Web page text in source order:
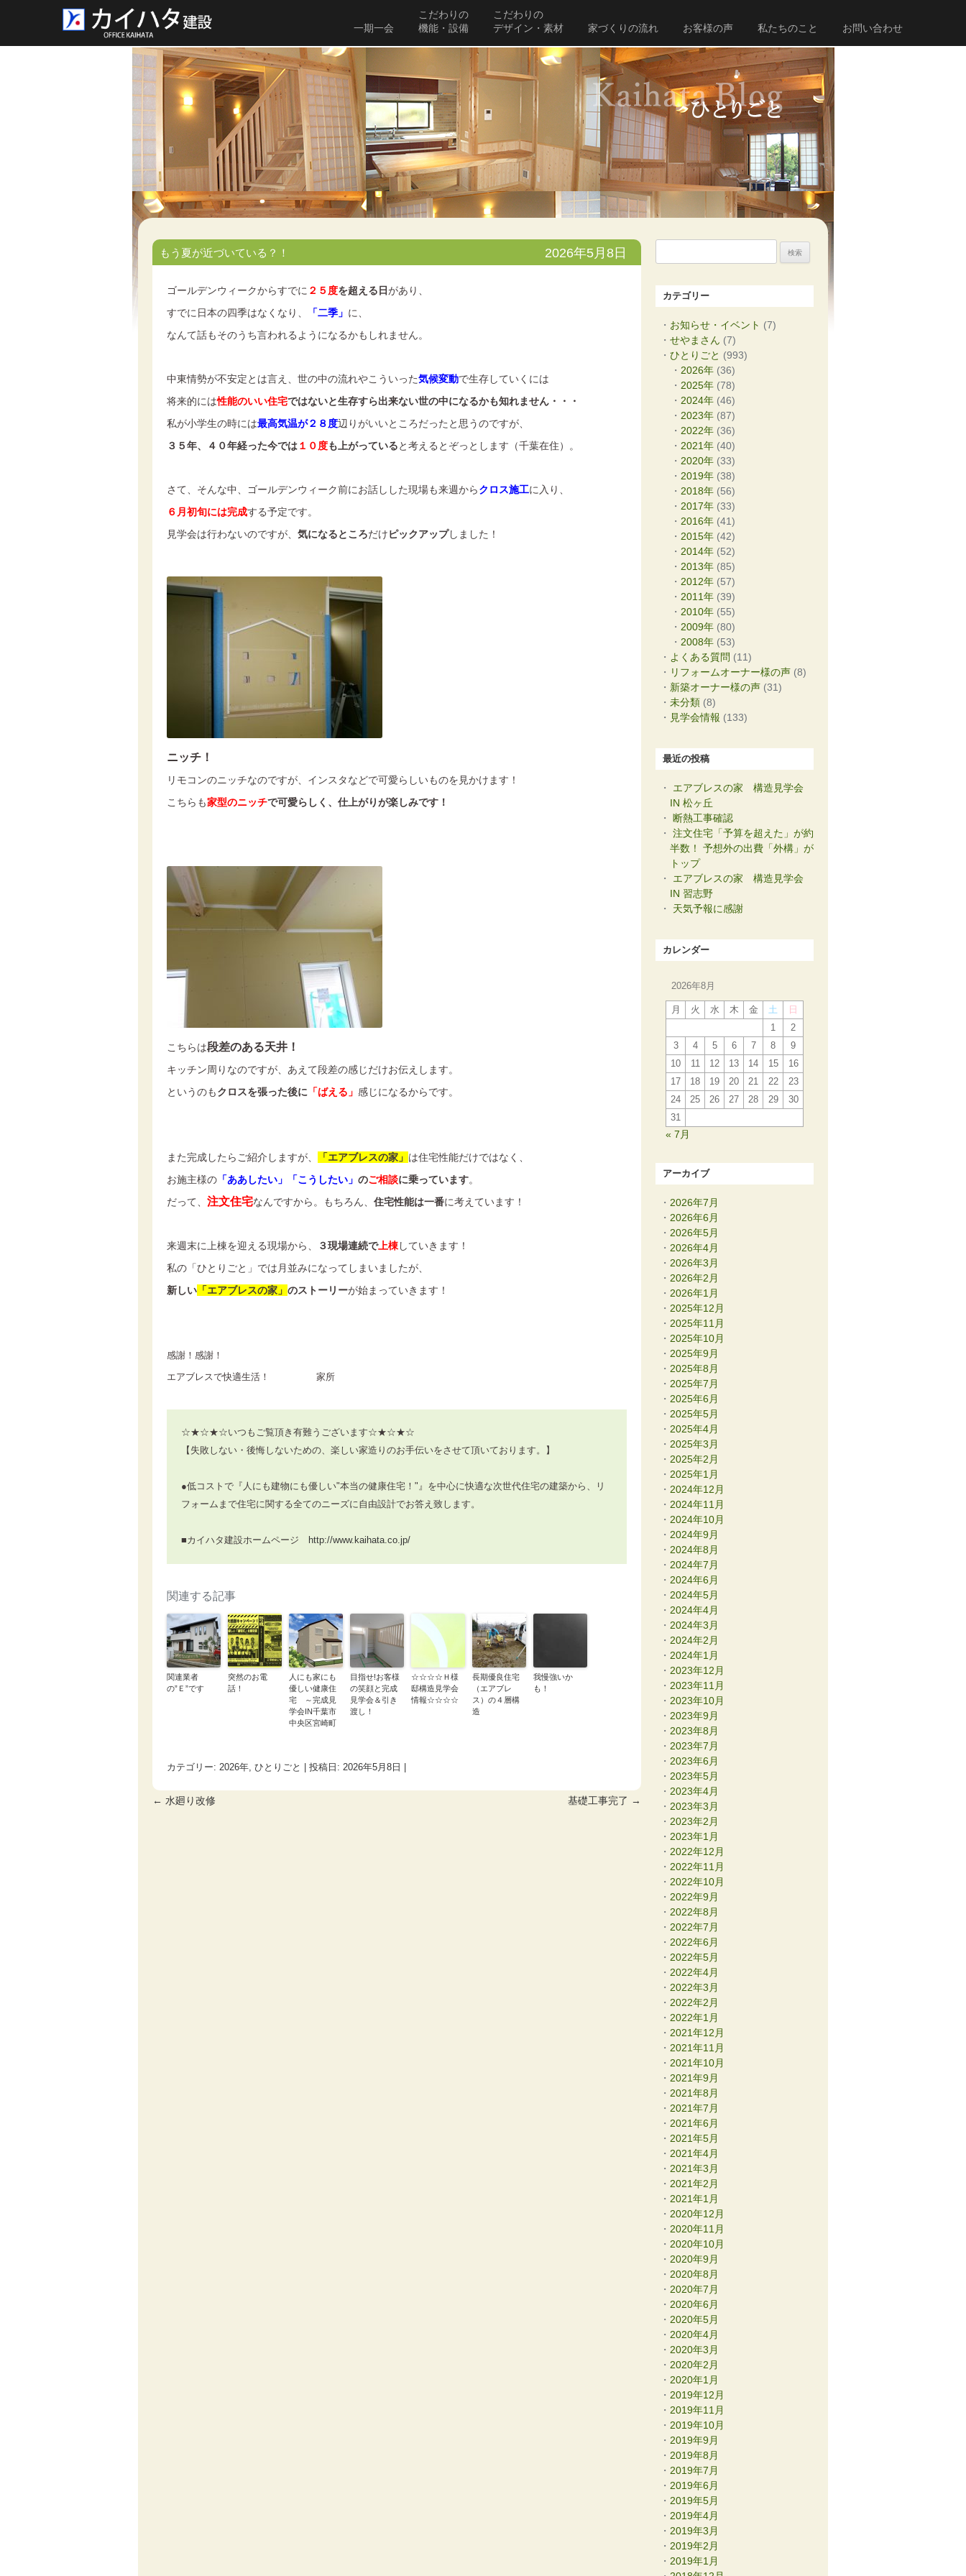
一期一会
こだわりの
機能・設備
こだわりの
デザイン・素材
家づくりの流れ お客様の声 私たちのこと お問い合わせ
もう夏が近づいている？！ 2026年5月8日
ゴールデンウィークからすでに ２５度を超える日があり、
すでに日本の四季はなくなり、
「二季」 に、
なんて話もそのうち言われるようになるかもしれません。
中東情勢が不安定とは言え、世の中の流れやこういった気候変動で生存していくには
将来的には性能のいい住宅ではないと生存すら出来ない世の中になるかも知れません・・・
私が小学生の時には最高気温が２８度辺りがいいところだったと思うのですが、
３５年、４０年経った今では１０度も上がっていると考えるとぞっとします（千葉在住）。
さて、そんな中、ゴールデンウィーク前にお話しした現場も来週からクロス施工に入り、
６月初旬には完成する予定です。
見学会は行わないのですが、 気になるところだけピックアップしました！
ニッチ！
リモコンのニッチなのですが、インスタなどで可愛らしいものを見かけます！
こちらも家型のニッチで可愛らしく、仕上がりが楽しみです！
こちらは段差のある天井！
キッチン周りなのですが、あえて段差の感じだけお伝えします。
というのもクロスを張った後に 「ばえる」 感じになるからです。
また完成したらご紹介しますが、 「エアブレスの家」 は住宅性能だけではなく、
お施主様の 「ああしたい」「こうしたい」 のご相談に乗っています。
だって、 注文住宅なんですから。もちろん、 住宅性能は一番に考えています！
来週末に上棟を迎える現場から、 ３現場連続で上棟していきます！
私の「ひとりごと」では月並みになってしまいましたが、
新しい 「エアブレスの家」 のストーリーが始まっていきます！
感謝！感謝！
エアブレスで快適生活！ 家所
☆★☆★☆いつもご覧頂き有難うございます☆★☆★☆
【失敗しない・後悔しないための、楽しい家造りのお手伝いをさせて頂いております。】
●低コストで『人にも建物にも優しい"本当の健康住宅！"』を中心に快適な次世代住宅の建築から、リ
フォームまで住宅に関する全てのニーズに自由設計でお答え致します。
■カイハタ建設ホームページ http://www.kaihata.co.jp/
関連する記事
関連業者
の”Ｅ”です
突然のお電
話！
人にも家にも
優しい健康住
宅 ～完成見
学会IN千葉市
中央区宮崎町
目指せ!お客様
の笑顔と完成
見学会＆引き
渡し！
☆☆☆☆Ｈ様
邸構造見学会
情報☆☆☆☆
長期優良住宅
（エアブレ
ス）の４層構
造
我慢強いか
も！
カテゴリー: 2026年, ひとりごと | 投稿日: 2026年5月8日
← 水廻り改修 基礎工事完了 →
索:
カテゴリー
お知らせ・イベント (7)
せやまさん (7)
ひとりごと (993)
2026年 (36)
2025年 (78)
2024年 (46)
2023年 (87)
2022年 (36)
2021年 (40)
2020年 (33)
2019年 (38)
2018年 (56)
2017年 (33)
2016年 (41)
2015年 (42)
2014年 (52)
2013年 (85)
2012年 (57)
2011年 (39)
2010年 (55)
2009年 (80)
2008年 (53)
よくある質問 (11)
リフォームオーナー様の声 (8)
新築オーナー様の声 (31)
未分類 (8)
見学会情報 (133)
最近の投稿
エアブレスの家 構造見学会
IN 松ヶ丘
断熱工事確認
注文住宅「予算を超えた」が約
半数！ 予想外の出費「外構」が
トップ
エアブレスの家 構造見学会
IN 習志野
天気予報に感謝
カレンダー
2026年8月
月 火 水 木 金 土
日
1
2
3
4 5 6 7 8
9
10
11 12 13 14 15
16
17
18 19 20 21 22
23
24
25 26 27 28 29
30
31
« 7月
アーカイブ
2026年7月
2026年6月
2026年5月
2026年4月
2026年3月
2026年2月
2026年1月
2025年12月
2025年11月
2025年10月
2025年9月
2025年8月
2025年7月
2025年6月
2025年5月
2025年4月
2025年3月
2025年2月
2025年1月
2024年12月
2024年11月
2024年10月
2024年9月
2024年8月
2024年7月
2024年6月
2024年5月
2024年4月
2024年3月
2024年2月
2024年1月
2023年12月
2023年11月
2023年10月
2023年9月
2023年8月
2023年7月
2023年6月
2023年5月
2023年4月
2023年3月
2023年2月
2023年1月
2022年12月
2022年11月
2022年10月
2022年9月
2022年8月
2022年7月
2022年6月
2022年5月
2022年4月
2022年3月
2022年2月
2022年1月
2021年12月
2021年11月
2021年10月
2021年9月
2021年8月
2021年7月
2021年6月
2021年5月
2021年4月
2021年3月
2021年2月
2021年1月
2020年12月
2020年11月
2020年10月
2020年9月
2020年8月
2020年7月
2020年6月
2020年5月
2020年4月
2020年3月
2020年2月
2020年1月
2019年12月
2019年11月
2019年10月
2019年9月
2019年8月
2019年7月
2019年6月
2019年5月
2019年4月
2019年3月
2019年2月
2019年1月